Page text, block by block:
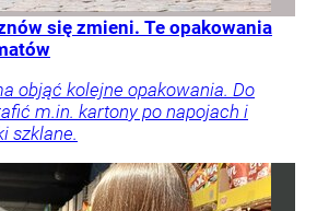
się zmieni. Te opakowania
objąć kolejne opakowania. Do
m.in. kartony po napojach i
szklane.